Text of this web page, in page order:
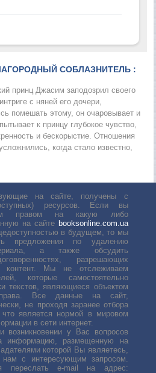
СОБЛАЗНИТЕЛЬ :
принц Джасим заподозрил своего
с няней его дочери,
помешать этому, он очаровывает и
к принцу глубокое чувство,
и бескорыстие. Отношения
когда стало известно,
на сайте, получены с
ресурсов. Если вы
правом на какую либо
на сайте booksonline.com.ua
в будущем, то мы
предложения по удалению
а также обсудить
разрешающих
контент. Мы не отслеживаем
которые самостоятельно
текстов, являющиеся объектом
права. Все данные на сайт,
не проходя заранее отбора
является нормой в мировом
в сети интернет.
возникновении у Вас вопросов
информацию, размещенную на
которой Вы являетесь,
с интересующим запросом.
переслать е-mail на адрес: